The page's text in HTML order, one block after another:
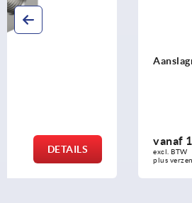
vanaf
excl. BTW
plus verzendkosten
DETAILS